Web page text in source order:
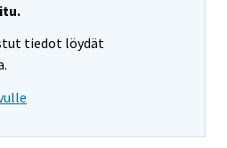
tiedot löydät